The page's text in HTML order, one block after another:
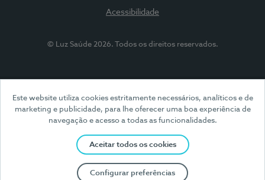
Este website utiliza cookies estritamente necessários, analíticos e de
marketing e publicidade, para lhe oferecer uma boa experiência de
navegação e acesso a todas as funcionalidades.
Aceitar todos os cookies
Configurar preferências
Acessibilidade
© Luz Saúde 2026. Todos os direitos reservados.